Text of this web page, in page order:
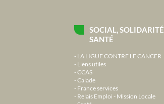
SOCIAL, SOLIDARITÉ
SANTÉ
LA LIGUE CONTRE LE CANCER
Liens utiles
CCAS
Calade
France services
Relais Emploi - Mission Locale